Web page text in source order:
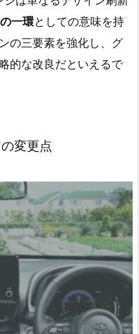
一環としての意味を持
の三要素を強化し、グ
的な改良だといえるで
変更点